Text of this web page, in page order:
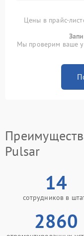
Цены в прайс-
Мы проверим ваше
Pulsar
14
сотрудников в
2860